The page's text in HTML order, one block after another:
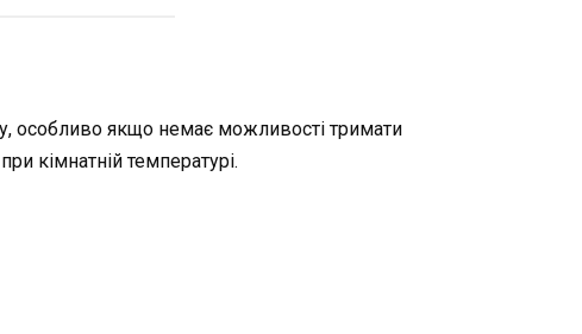
особливо якщо немає можливості тримати
кімнатній температурі.